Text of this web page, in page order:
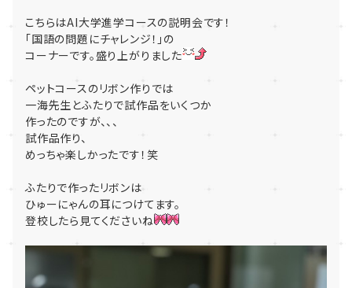
こちらはAI大学進学コースの説明会です！
「国語の問題にチャレンジ！」の
コーナーです。盛り上がりました
ペットコースのリボン作りでは
一海先生とふたりで試作品をいくつか
作ったのですが、、、
試作品作り、
めっちゃ楽しかったです！笑
ふたりで作ったリボンは
ひゅーにゃんの耳につけてます。
登校したら見てくださいね